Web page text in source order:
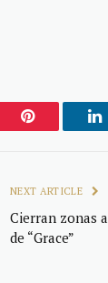
Pinterest
NEXT ARTICLE
Cierran zonas
de “Grace”